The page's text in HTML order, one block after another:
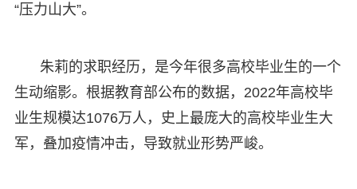
“压力山大”。
朱莉的求职经历，是今年很多高校毕业生的一个
生动缩影。根据教育部公布的数据，2022年高校毕
业生规模达1076万人，史上最庞大的高校毕业生大
军，叠加疫情冲击，导致就业形势严峻。